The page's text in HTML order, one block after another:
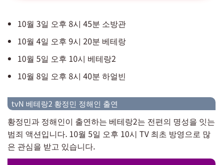
10월 3일 오후 8시 45분 소방관
10월 4일 오후 9시 20분 베테랑
10월 5일 오후 10시 베테랑2
10월 8일 오후 8시 40분 하얼빈
tvN 베테랑2 황정민 정해인 출연
황정민과 정해인이 출연하는 베테랑2는 전편의 명성을 잇는
범죄 액션입니다. 10월 5일 오후 10시 TV 최초 방영으로 많
은 관심을 받고 있습니다.